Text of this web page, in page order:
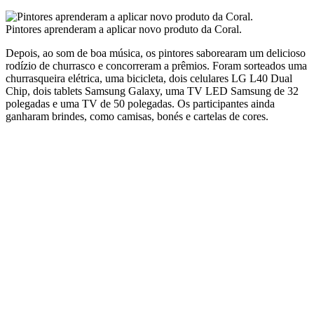
Pintores aprenderam a aplicar novo produto da Coral.
Depois, ao som de boa música, os pintores saborearam um delicioso
rodízio de churrasco e concorreram a prêmios. Foram sorteados uma
churrasqueira elétrica, uma bicicleta, dois celulares LG L40 Dual
Chip, dois tablets Samsung Galaxy, uma TV LED Samsung de 32
polegadas e uma TV de 50 polegadas. Os participantes ainda
ganharam brindes, como camisas, bonés e cartelas de cores.